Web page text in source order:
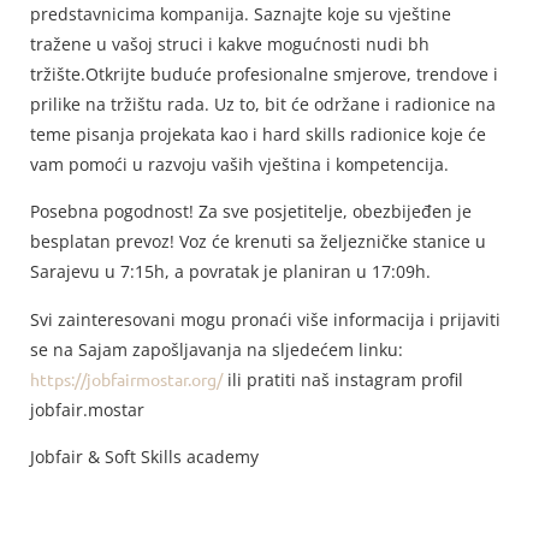
predstavnicima kompanija. Saznajte koje su vještine
tražene u vašoj struci i kakve mogućnosti nudi bh
tržište.Otkrijte buduće profesionalne smjerove, trendove i
prilike na tržištu rada. Uz to, bit će održane i radionice na
teme pisanja projekata kao i hard skills radionice koje će
vam pomoći u razvoju vaših vještina i kompetencija.
Posebna pogodnost! Za sve posjetitelje, obezbijeđen je
besplatan prevoz! Voz će krenuti sa željezničke stanice u
Sarajevu u 7:15h, a povratak je planiran u 17:09h.
Svi zainteresovani mogu pronaći više informacija i prijaviti
se na Sajam zapošljavanja na sljedećem linku:
https://jobfairmostar.org/ili pratiti naš instagram profil
jobfair.mostar
Jobfair & Soft Skills academy